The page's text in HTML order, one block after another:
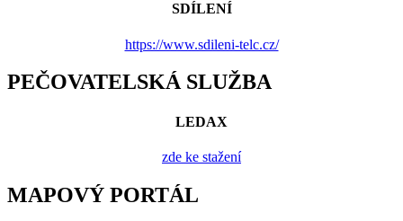
SDÍLENÍ
https://www.sdileni-telc.cz/
PEČOVATELSKÁ SLUŽBA
LEDAX
zde ke stažení
MAPOVÝ PORTÁL